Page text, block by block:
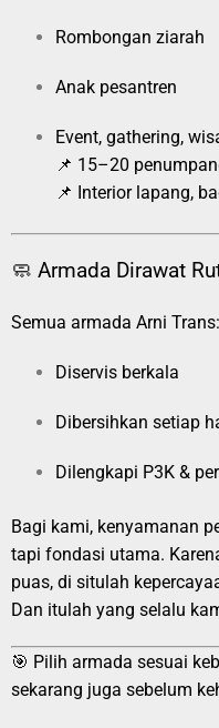
Rombongan ziarah
Anak pesantren
Event, gathering,
📌 15–20
📌 Interior lapang,
🧼 Armada Dirawat
Semua armada Arni Trans:
Diservis berkala
Dibersihkan setiap
Dilengkapi P3K &
Bagi kami, kenyamanan
tapi fondasi utama.
puas, di situlah
Dan itulah yang selalu
🎯 Pilih armada sesuai
sekarang juga sebelum